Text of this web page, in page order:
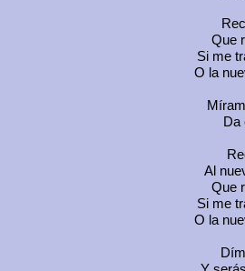
Que
Si me
O la
Da
Al
Que
Si me
O la